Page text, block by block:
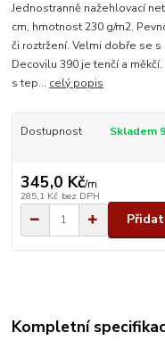
Jednostranně nažehlovací
cm, hmotnost 230 g/m2.
či roztržení. Velmi dobře se
Decovilu 390 je tenčí a
s tep... celý popis
Dostupnost Skladem
345,0 Kč/m
285,1 Kč bez DPH
Kompletní